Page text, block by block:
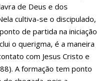
de Deus e dos
cultiva-se o discipulado,
de partida na iniciação
o querigma, é a maneira
com Jesus Cristo e
A formação tem ponto